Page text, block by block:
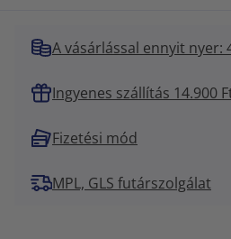
A vásárlással ennyit nyer:
Ingyenes szállítás 14.900
Fizetési mód
MPL, GLS futárszolgálat